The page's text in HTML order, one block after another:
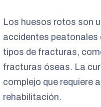
Los huesos rotos son
accidentes peatonales
tipos de fracturas,
fracturas óseas. La
complejo que requiere
rehabilitación.